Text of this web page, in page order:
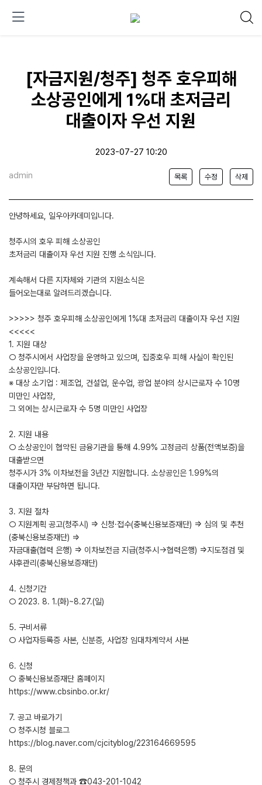
[자금지원/청주] 청주 호우피해
소상공인에게 1%대 초저금리
대출이자 우선 지원
2023-07-27 10:20
admin 목록 수정 삭제
안녕하세요, 일우아카데미입니다.
청주시의 호우 피해 소상공인
초저금리 대출이자 우선 지원 진행 소식입니다.
계속해서 다른 지자체와 기관의 지원소식은
들어오는대로 알려드리겠습니다.
>>>>> 청주 호우피해 소상공인에게 1%대 초저금리 대출이자 우선 지원
<<<<<
1. 지원 대상
○ 청주시에서 사업장을 운영하고 있으며, 집중호우 피해 사실이 확인된
소상공인입니다.
※ 대상 소기업 : 제조업, 건설업, 운수업, 광업 분야의 상시근로자 수 10명
미만인 사업장,
그 외에는 상시근로자 수 5명 미만인 사업장
2. 지원 내용
○ 소상공인이 협약된 금융기관을 통해 4.99% 고정금리 상품(전액보증)을
대출받으면
청주시가 3% 이차보전을 3년간 지원합니다. 소상공인은 1.99%의
대출이자만 부담하면 됩니다.
3. 지원 절차
○ 지원계획 공고(청주시) ⇒ 신청·접수(충북신용보증재단) ⇒ 심의 및 추천
(충북신용보증재단) ⇒
자금대출(협력 은행) ⇒ 이차보전금 지급(청주시→협력은행) ⇒지도점검 및
사후관리(충북신용보증재단)
4. 신청기간
○ 2023. 8. 1.(화)~8.27.(일)
5. 구비서류
○ 사업자등록증 사본, 신분증, 사업장 임대차계약서 사본
6. 신청
○ 충북신용보증재단 홈페이지
https://www.cbsinbo.or.kr/
7. 공고 바로가기
○ 청주시청 블로그
https://blog.naver.com/cjcityblog/223164669595
8. 문의
○ 청주시 경제정책과 ☎043-201-1042